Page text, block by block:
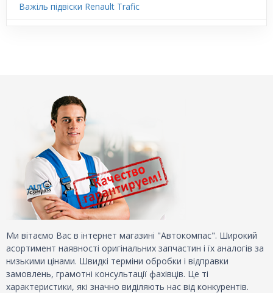
Важіль підвіски Renault Trafic
Ми вітаємо Вас в інтернет магазині "Автокомпас". Широкий
асортимент наявності оригінальних запчастин і їх аналогів за
низькими цінами. Швидкі терміни обробки і відправки
замовлень, грамотні консультації фахівців. Це ті
характеристики, які значно виділяють нас від конкурентів.